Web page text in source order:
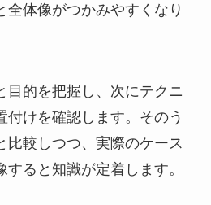
全体像がつかみやすくなり
目的を把握し、次にテクニ
付けを確認します。そのう
比較しつつ、実際のケース
ると知識が定着します。